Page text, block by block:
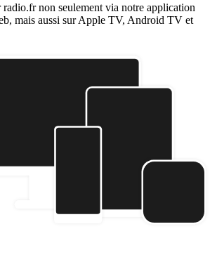
radio.fr non seulement via notre application
mais aussi sur Apple TV, Android TV et